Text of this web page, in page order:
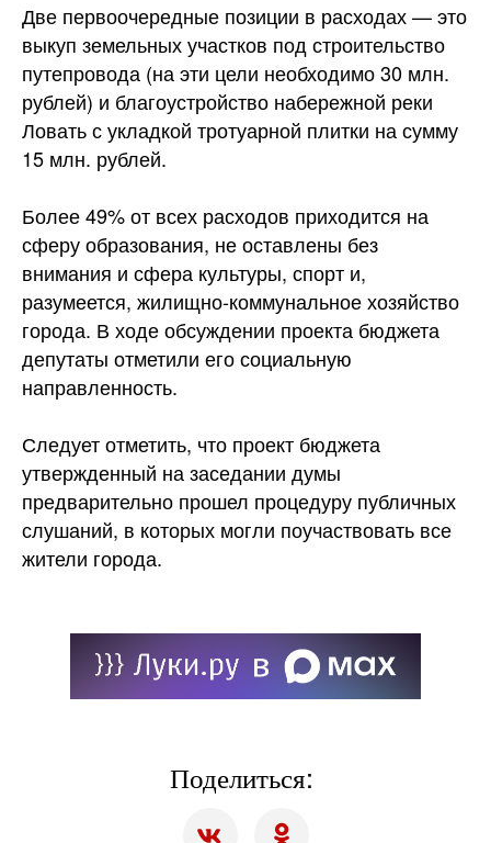
Две первоочередные позиции в расходах — это
выкуп земельных участков под строительство
путепровода (на эти цели необходимо 30 млн.
рублей) и благоустройство набережной реки
Ловать с укладкой тротуарной плитки на сумму
15 млн. рублей.
Более 49% от всех расходов приходится на
сферу образования, не оставлены без
внимания и сфера культуры, спорт и,
разумеется, жилищно-коммунальное хозяйство
города. В ходе обсуждении проекта бюджета
депутаты отметили его социальную
направленность.
Следует отметить, что проект бюджета
утвержденный на заседании думы
предварительно прошел процедуру публичных
слушаний, в которых могли поучаствовать все
жители города.
Поделиться: